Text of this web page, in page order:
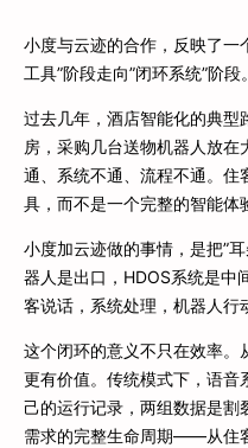
小度与云迹的合作，反映了一
工具”阶段走向”闭环系统”阶段。
过去几年，酒店智能化的典型
房，采购几台送物机器人放
通、系统不通、流程不通。住
具，而不是一个完整的智能体
小度加云迹做的事情，是把”
器人是出口，HDOS系统是中
客说话，系统处理，机器人行
这个闭环的意义不只在效率。
更有价值。传统模式下，语音
己的运行记录，两组数据是割
需求的完整生命周期——从住